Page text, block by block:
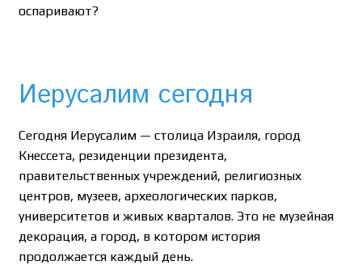
оспаривают?
Иерусалим сегодня
Сегодня Иерусалим — столица Израиля, город
Кнессета, резиденции президента,
правительственных учреждений, религиозных
центров, музеев, археологических парков,
университетов и живых кварталов. Это не музейная
декорация, а город, в котором история
продолжается каждый день.